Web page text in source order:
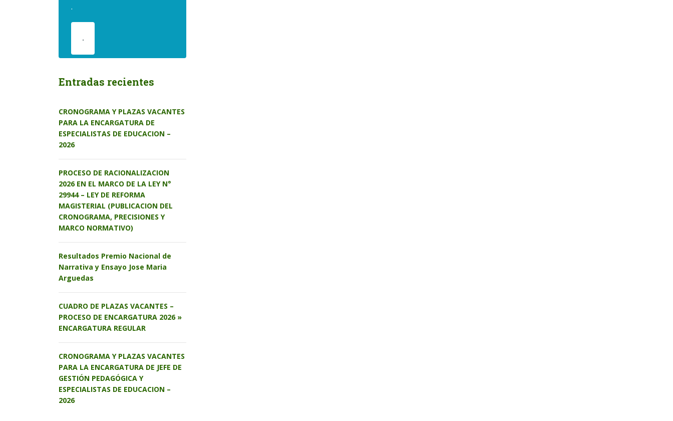
.
.
Entradas recientes
CRONOGRAMA Y PLAZAS VACANTES
PARA LA ENCARGATURA DE
ESPECIALISTAS DE EDUCACION –
2026
PROCESO DE RACIONALIZACION
2026 EN EL MARCO DE LA LEY N°
29944 – LEY DE REFORMA
MAGISTERIAL (PUBLICACION DEL
CRONOGRAMA, PRECISIONES Y
MARCO NORMATIVO)
Resultados Premio Nacional de
Narrativa y Ensayo Jose Maria
Arguedas
CUADRO DE PLAZAS VACANTES –
PROCESO DE ENCARGATURA 2026 »
ENCARGATURA REGULAR
CRONOGRAMA Y PLAZAS VACANTES
PARA LA ENCARGATURA DE JEFE DE
GESTIÓN PEDAGÓGICA Y
ESPECIALISTAS DE EDUCACION –
2026